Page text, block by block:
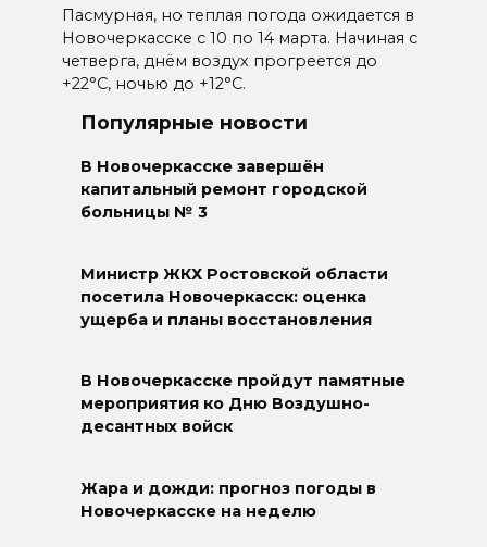
Пасмурная, но теплая погода ожидается в
Новочеркасске с 10 по 14 марта. Начиная с
четверга, днём воздух прогреется до
+22°С, ночью до +12°С.
Популярные новости
В Новочеркасске завершён
капитальный ремонт городской
больницы № 3
Министр ЖКХ Ростовской области
посетила Новочеркасск: оценка
ущерба и планы восстановления
В Новочеркасске пройдут памятные
мероприятия ко Дню Воздушно-
десантных войск
Жара и дожди: прогноз погоды в
Новочеркасске на неделю